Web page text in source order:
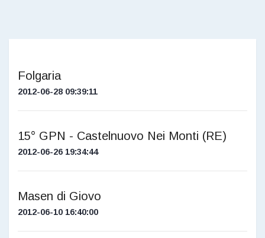
Folgaria
2012-06-28 09:39:11
15° GPN - Castelnuovo Nei Monti (RE)
2012-06-26 19:34:44
Masen di Giovo
2012-06-10 16:40:00